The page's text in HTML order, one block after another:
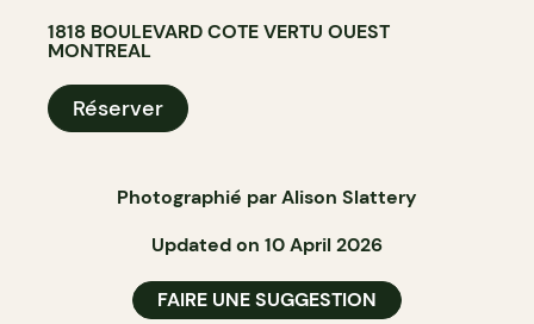
1818 BOULEVARD COTE VERTU OUEST
MONTREAL
Réserver
Photographié par Alison Slattery
Updated on 10 April 2026
FAIRE UNE SUGGESTION